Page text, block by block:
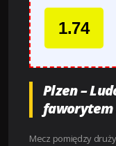
1.74
Plzen –
Mecz pomiędzy